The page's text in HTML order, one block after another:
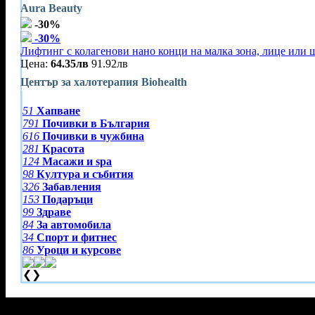
Aura Beauty
-30%
-30%
Лифтинг с колагенови нано конци на малка зона, лице или
Цена: 64.35лв 91.92лв
Център за халотерапия Biohealth
51 Хапване
791 Почивки в България
616 Почивки в чужбина
281 Красота
124 Масажи и spa
98 Култура и събития
326 Забавления
153 Подаръци
99 Здраве
84 За автомобила
34 Спорт и фитнес
86 Уроци и курсове
❮ ❯